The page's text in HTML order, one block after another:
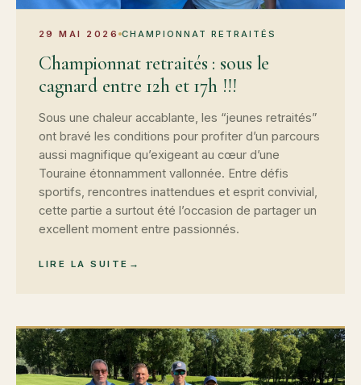
29 MAI 2026 CHAMPIONNAT RETRAITÉS
Championnat retraités : sous le
cagnard entre 12h et 17h !!!
Sous une chaleur accablante, les “jeunes retraités”
ont bravé les conditions pour profiter d’un parcours
aussi magnifique qu’exigeant au cœur d’une
Touraine étonnamment vallonnée. Entre défis
sportifs, rencontres inattendues et esprit convivial,
cette partie a surtout été l’occasion de partager un
excellent moment entre passionnés.
LIRE LA SUITE